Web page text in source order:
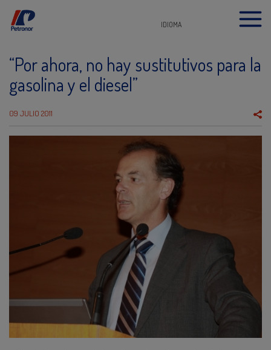
IDIOMA
“Por ahora, no hay sustitutivos para la
gasolina y el diesel”
09 JULIO 2011